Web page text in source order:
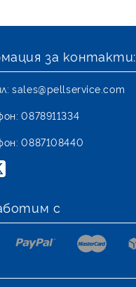
за контакти:
sales@pellservice.com
0878911334
0887108440
с